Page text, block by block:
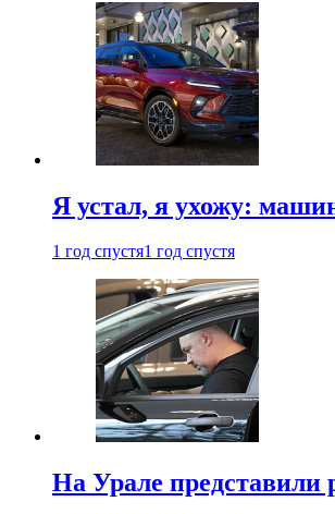
Я устал, я ухожу:
1 год спустя1 год спустя
На Урале представили